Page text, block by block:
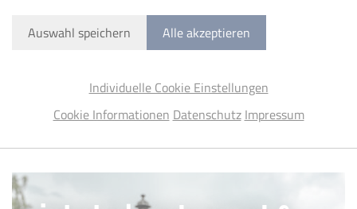
Auswahl speichern Alle akzeptieren
Individuelle Cookie Einstellungen
Cookie Informationen Datenschutz Impressum